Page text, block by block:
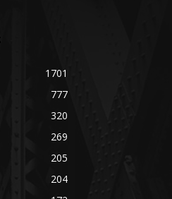
1701
777
320
269
205
204